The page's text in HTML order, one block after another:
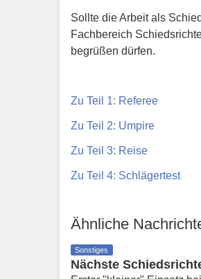
Sollte die Arbeit als
Fachbereich
begrüßen dürfen.
Zu Teil 1: Referee
Zu Teil 2: Umpire
Zu Teil 3: Reise
Zu Teil 4: Schlägertest
Ähnliche
Sonstiges
Nächste